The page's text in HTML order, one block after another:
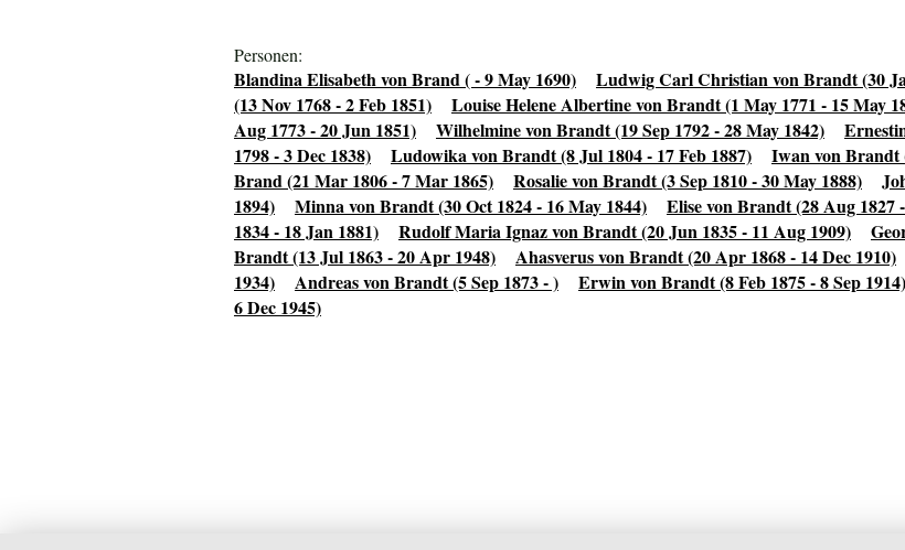
Personen:
Blandina Elisabeth von Brand ( - 9 May 1690) Ludwig Carl Christian von Brandt (30
(13 Nov 1768 - 2 Feb 1851)
Louise Helene Albertine von Brandt (1 May 1771 - 15 May
Aug 1773 - 20 Jun 1851)
Wilhelmine von Brandt (19 Sep 1792 - 28 May 1842)
1798 - 3 Dec 1838)
Ludowika von Brandt (8 Jul 1804 - 17 Feb 1887) Iwan von Brandt
Brand (21 Mar 1806 - 7 Mar 1865)
Rosalie von Brandt (3 Sep 1810 - 30 May 1888)
1894)
Minna von Brandt (30 Oct 1824 - 16 May 1844) Elise von Brandt (28 Aug 1827
1834 - 18 Jan 1881)
Rudolf Maria Ignaz von Brandt (20 Jun 1835 - 11 Aug 1909)
Brandt (13 Jul 1863 - 20 Apr 1948)
Ahasverus von Brandt (20 Apr 1868 - 14 Dec 1910)
1934)
Andreas von Brandt (5 Sep 1873 - ) Erwin von Brandt (8 Feb 1875 - 8 Sep 1914)
6 Dec 1945)